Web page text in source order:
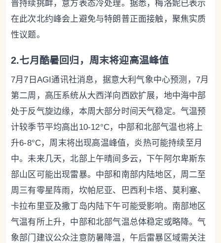
普持续挑衅，意方表态冷处理。据悉，梅洛妮已表示
在此次北约峰会上避免与特朗普正面接触，聚焦实质
性议题。
2.七月酷暑回归，周末将迎高温峰值
7月7日AGI通讯社消息，据意大利气象中心预测，7月
第二周，高压系统从大西洋向西欧扩展，地中海中部
处于反气旋边缘，本周大部分时间天气稳定。气温预
计较季节平均高出10-12°C，中部和北部气温也将上
升6-8°C，周末将出现高温峰值，炎热可能持续至月
中。未来几天，北部上午晴间多云，下午阿尔卑斯东
部山区可能出现雷暴。中部和南部内陆地区，周二至
周三有零星阵雨，坎帕尼亚、巴西利卡塔、莫利塞、
卡拉布里亚及撒丁岛内陆下午可能受影响。南部地区
气温有所上升，中部和北部气温总体稳定或略降。气
象部门建议公众注意防暑降温，午后雷暴区域需关注